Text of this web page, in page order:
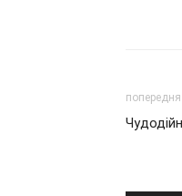
попередня